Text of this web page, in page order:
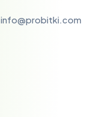
info@probitki.com